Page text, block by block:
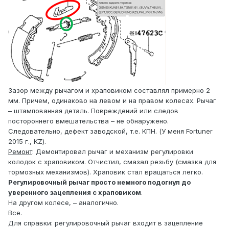
Зазор между рычагом и храповиком составлял примерно 2
мм. Причем, одинаково на левом и на правом колесах. Рычаг
– штампованная деталь. Повреждений или следов
постороннего вмешательства – не обнаружено.
Следовательно, дефект заводской, т.е. КПН. (У меня Fortuner
2015 г., KZ).
Ремонт: Демонтировал рычаг и механизм регулировки
колодок с храповиком. Отчистил, смазал резьбу (смазка для
тормозных механизмов). Храповик стал вращаться легко.
Регулировочный рычаг просто немного подогнул до
уверенного зацепления с храповиком.
На другом колесе, – аналогично.
Все.
Для справки: регулировочный рычаг входит в зацепление